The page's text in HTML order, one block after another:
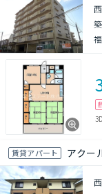
賃貸アパート アクー